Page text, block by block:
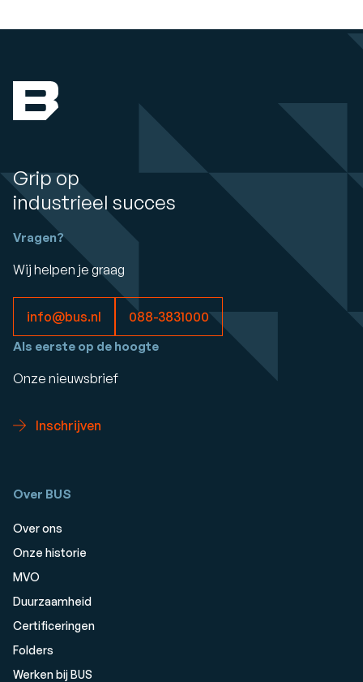
Grip op
industrieel succes
Vragen?
Wij helpen je graag
info@bus.nl 088-3831000
Als eerste op de hoogte
Onze nieuwsbrief
Inschrijven
Over BUS
Over ons
Onze historie
MVO
Duurzaamheid
Certificeringen
Folders
Werken bij BUS